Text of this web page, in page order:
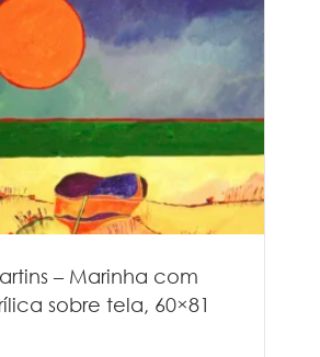
– Marinha com
sobre tela, 60×81